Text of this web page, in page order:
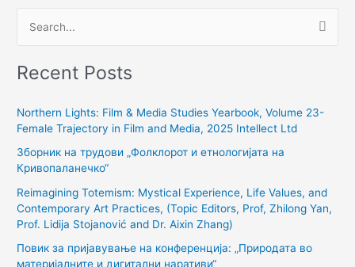
a
c
f
:
Recent Posts
Northern Lights: Film & Media Studies Yearbook, Volume 23-
Female Trajectory in Film and Media, 2025 Intellect Ltd
Зборник на трудови „Фолклорот и етнологијата на
Кривопаланечко“
Reimagining Totemism: Mystical Experience, Life Values, and
Contemporary Art Practices, (Topic Editors, Prof, Zhilong Yan,
Prof. Lidija Stojanović and Dr. Aixin Zhang)
Повик за пријавување на конференција: „Природата во
материјалните и дигитални наративи“